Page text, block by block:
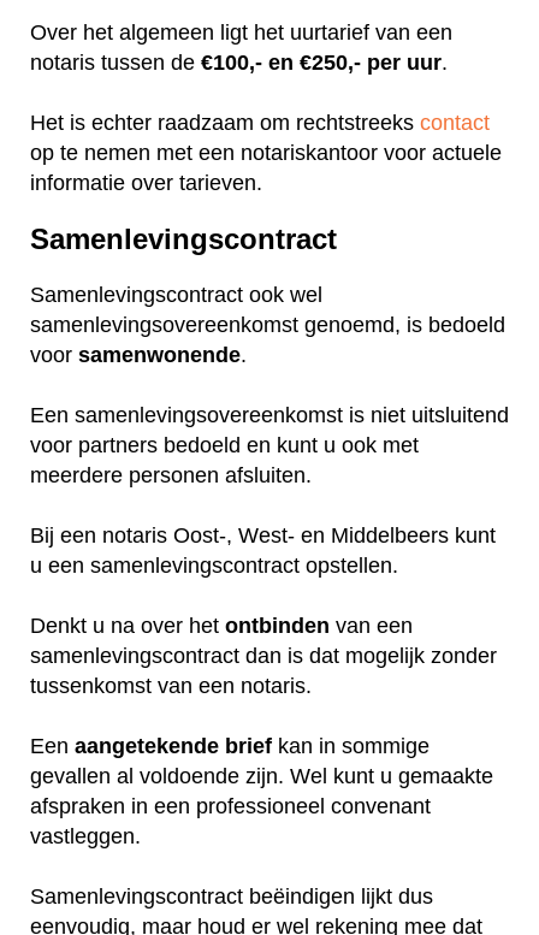
Over het algemeen ligt het uurtarief van een
notaris tussen de €100,- en €250,- per uur.
Het is echter raadzaam om rechtstreeks contact
op te nemen met een notariskantoor voor actuele
informatie over tarieven.
Samenlevingscontract
Samenlevingscontract ook wel
samenlevingsovereenkomst genoemd, is bedoeld
voor samenwonende.
Een samenlevingsovereenkomst is niet uitsluitend
voor partners bedoeld en kunt u ook met
meerdere personen afsluiten.
Bij een notaris Oost-, West- en Middelbeers kunt
u een samenlevingscontract opstellen.
Denkt u na over het ontbinden van een
samenlevingscontract dan is dat mogelijk zonder
tussenkomst van een notaris.
Een aangetekende brief kan in sommige
gevallen al voldoende zijn. Wel kunt u gemaakte
afspraken in een professioneel convenant
vastleggen.
Samenlevingscontract beëindigen lijkt dus
eenvoudig, maar houd er wel rekening mee dat